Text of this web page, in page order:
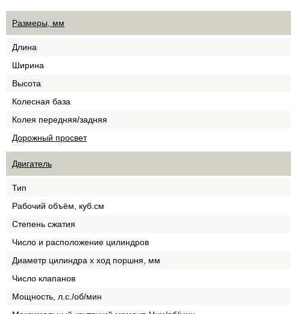
Размеры, мм
Длина
Ширина
Высота
Колесная база
Колея передняя/задняя
Дорожный просвет
Двигатель
Тип
Рабочий объём, куб.см
Степень сжатия
Число и расположение цилиндров
Диаметр цилиндра х ход поршня, мм
Число клапанов
Мощность, л.с./об/мин